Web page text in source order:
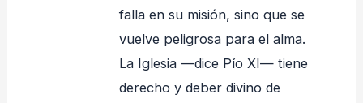
falla en su misión, sino que se
vuelve peligrosa para el alma.
La Iglesia —dice Pío XI— tiene
derecho y deber divino de